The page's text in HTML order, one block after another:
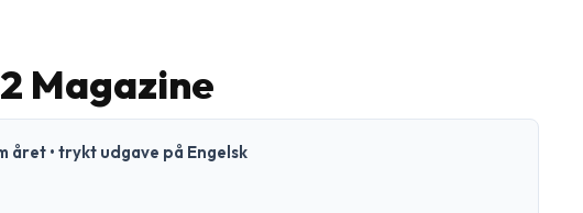
Magazine
året • trykt udgave på Engelsk